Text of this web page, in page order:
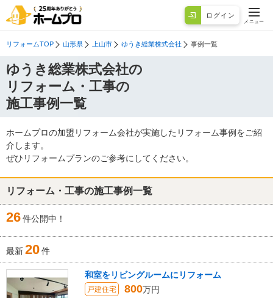
ログイン
メニュー
リフォームTOP 山形県 上山市 ゆうき総業株式会社 事例一覧
ゆうき総業株式会社の
リフォーム・工事の
施工事例一覧
ホームプロの加盟リフォーム会社が実施したリフォーム事例をご紹
介します。
ぜひリフォームプランのご参考にしてください。
リフォーム・工事の施工事例一覧
26件公開中！
最新20件
和室をリビングルームにリフォーム
戸建住宅 800万円